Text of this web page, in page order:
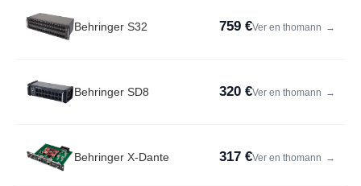
Behringer S32 759 €Ver en thomann →
Behringer SD8 320 €Ver en thomann →
Behringer X-Dante 317 €Ver en thomann →